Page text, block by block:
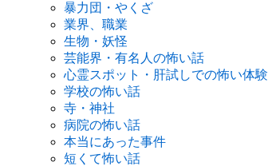
暴力団・やくざ
業界、職業
生物・妖怪
芸能界・有名人の怖い話
心霊スポット・肝試しでの怖い体験
学校の怖い話
寺・神社
病院の怖い話
本当にあった事件
短くて怖い話